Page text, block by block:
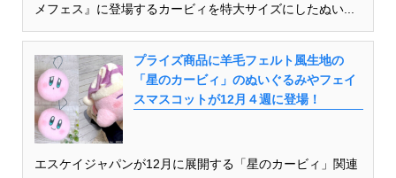
メフェス』に登場するカービィを特大サイズにしたぬい...
プライズ商品に羊毛フェルト風生地の
「星のカービィ」のぬいぐるみやフェイ
スマスコットが12月４週に登場！
エスケイジャパンが12月に展開する「星のカービィ」関連